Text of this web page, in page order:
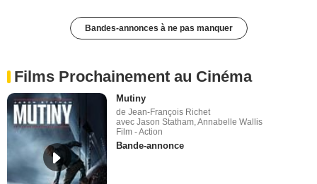
Bandes-annonces à ne pas manquer
Films Prochainement au Cinéma
Mutiny
de Jean-François Richet
avec Jason Statham, Annabelle Wallis
Film - Action
Bande-annonce